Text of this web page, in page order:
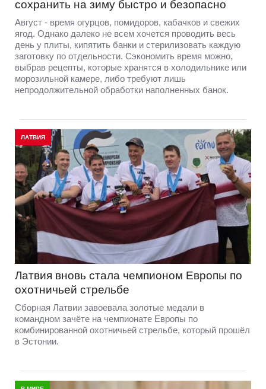
сохранить на зиму быстро и безопасно
Август - время огурцов, помидоров, кабачков и свежих
ягод. Однако далеко не всем хочется проводить весь
день у плиты, кипятить банки и стерилизовать каждую
заготовку по отдельности. Сэкономить время можно,
выбрав рецепты, которые хранятся в холодильнике или
морозильной камере, либо требуют лишь
непродолжительной обработки наполненных банок.
ЛАТВИЯ
Латвия вновь стала чемпионом Европы по
охотничьей стрельбе
Сборная Латвии завоевала золотые медали в
командном зачёте на чемпионате Европы по
комбинированной охотничьей стрельбе, который прошёл
в Эстонии.